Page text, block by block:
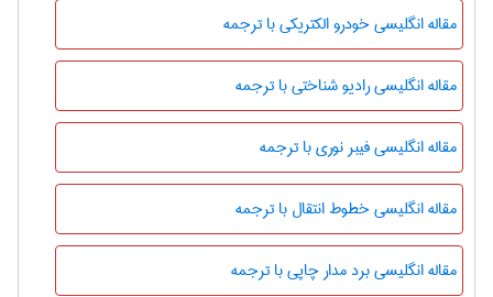
مقاله انگلیسی خودرو الکتریکی با ترجمه
مقاله انگلیسی رادیو شناختی با ترجمه
مقاله انگلیسی فیبر نوری با ترجمه
مقاله انگلیسی خطوط انتقال با ترجمه
مقاله انگلیسی برد مدار چاپی با ترجمه